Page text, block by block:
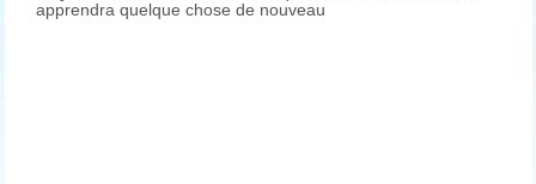
apprendra quelque chose de nouveau